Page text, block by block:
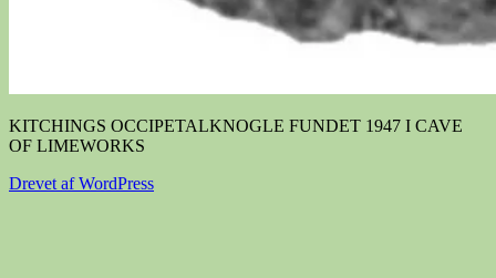
KITCHINGS OCCIPETALKNOGLE FUNDET 1947 I CAVE
OF LIMEWORKS
Drevet af WordPress